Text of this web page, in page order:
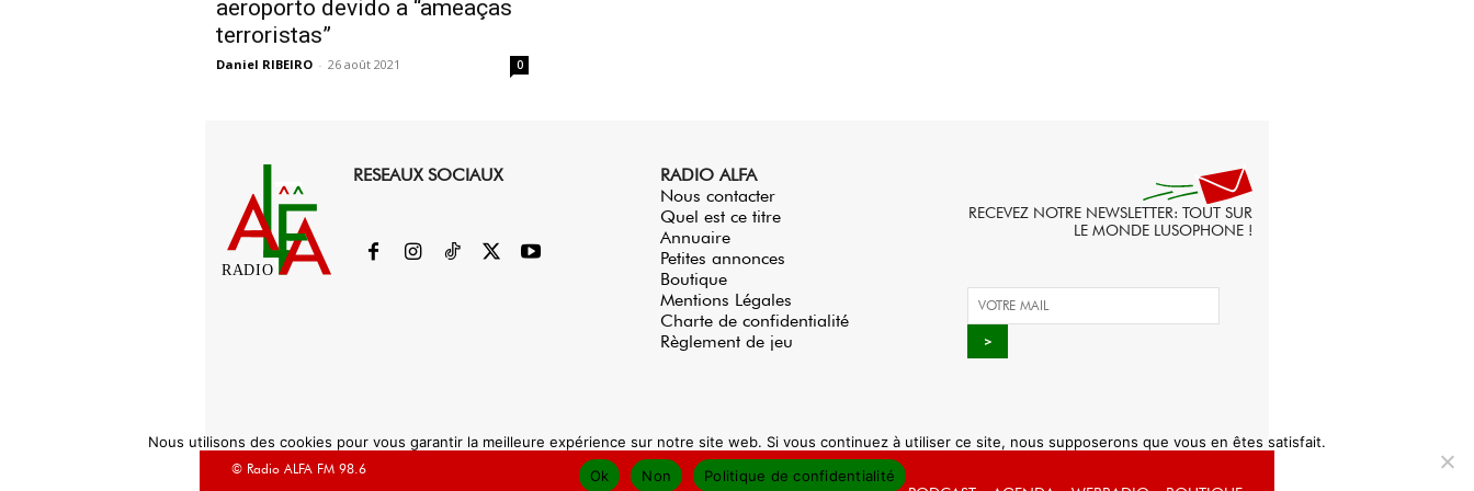
aeroporto devido a “ameaças
terroristas”
Daniel RIBEIRO - 26 août 2021 0
RADIO
RESEAUX SOCIAUX
RADIO ALFA
Nous contacter
Quel est ce titre
Annuaire
Petites annonces
Boutique
Mentions Légales
Charte de confidentialité
Règlement de jeu
RECEVEZ NOTRE NEWSLETTER: TOUT SUR
LE MONDE LUSOPHONE !
© Radio ALFA FM 98.6
Nous utilisons des cookies pour vous garantir la meilleure expérience sur notre site web. Si vous continuez à utiliser ce site, nous supposerons que vous en êtes satisfait.
Ok
Non Politique de confidentialité